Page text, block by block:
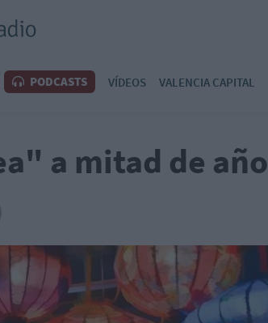
PODCASTS VÍDEOS VALENCIA CAPITAL
a mitad de año